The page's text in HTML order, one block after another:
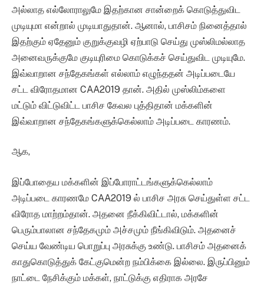
அல்லாத எல்லோராலுமே இதற்கான சான்றைக் கொடுத்துவிட
முடியுமா என்றால் முடியாதுதான். ஆனால், பாசிசம் நினைத்தால்
இதற்கும் ஏதேனும் குறுக்குவழி ஏற்பாடு செய்து முஸ்லிமல்லாத
அனைவருக்குமே குடியுரிமை கொடுக்கச் செய்துவிட முடியுமே.
இவ்வாறான சந்தேகங்கள் எல்லாம் எழுந்ததன் அடிப்படையே
சட்ட விரோதமான CAA2019 தான். அதில் முஸ்லிம்களை
மட்டும் விட்டுவிட்ட பாசிச கேவல புத்திதான் மக்களின்
இவ்வாறான சந்தேகங்களுக்கெல்லாம் அடிப்படை காரணம்.
ஆக,
இப்போதைய மக்களின் இப்போராட்டங்களுக்கெல்லாம்
அடிப்படை காரணமே CAA2019 ல் பாசிச அரசு செய்துள்ள சட்ட
விரோத மாற்றம்தான். அதனை நீக்கிவிட்டால், மக்களின்
பெரும்பாலான சந்தேகமும் அச்சமும் நீங்கிவிடும். அதனைச்
செய்ய வேண்டிய பொறுப்பு அரசுக்கு உண்டு. பாசிசம் அதனைக்
காதுகொடுத்துக் கேட்குமென்ற நம்பிக்கை இல்லை. இருப்பினும்
நாட்டை நேசிக்கும் மக்கள், நாட்டுக்கு எதிராக அரசே